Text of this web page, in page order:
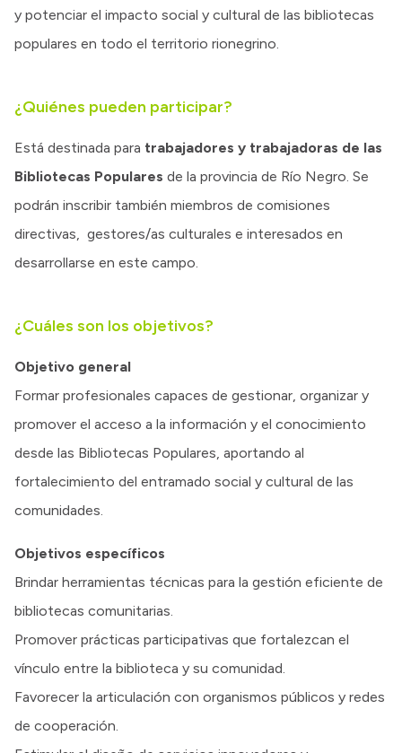
y potenciar el impacto social y cultural de las bibliotecas
populares en todo el territorio rionegrino.
¿Quiénes pueden participar?
Está destinada para trabajadores y trabajadoras de las
Bibliotecas Populares de la provincia de Río Negro. Se
podrán inscribir también miembros de comisiones
directivas, gestores/as culturales e interesados en
desarrollarse en este campo.
¿Cuáles son los objetivos?
Objetivo general
Formar profesionales capaces de gestionar, organizar y
promover el acceso a la información y el conocimiento
desde las Bibliotecas Populares, aportando al
fortalecimiento del entramado social y cultural de las
comunidades.
Objetivos específicos
Brindar herramientas técnicas para la gestión eficiente de
bibliotecas comunitarias.
Promover prácticas participativas que fortalezcan el
vínculo entre la biblioteca y su comunidad.
Favorecer la articulación con organismos públicos y redes
de cooperación.